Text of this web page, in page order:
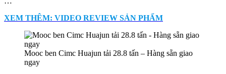
XEM THÊM: VIDEO REVIEW SẢN PHẨM
Mooc ben Cimc Huajun tải 28.8 tấn – Hàng sẵn giao
ngay